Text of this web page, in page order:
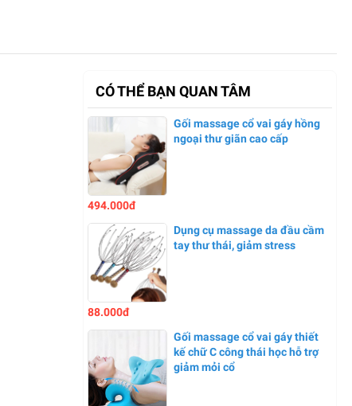
CÓ THỂ BẠN QUAN TÂM
Gối massage cổ vai gáy hồng
ngoại thư giãn cao cấp
494.000đ
Dụng cụ massage da đầu cầm
tay thư thái, giảm stress
88.000đ
Gối massage cổ vai gáy thiết
kế chữ C công thái học hỗ trợ
giảm mỏi cổ